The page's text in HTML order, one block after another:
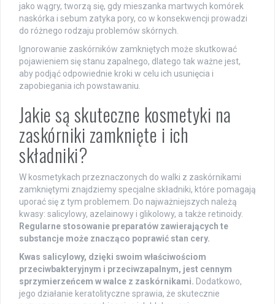
jako wągry, tworzą się, gdy mieszanka martwych komórek
naskórka i sebum zatyka pory, co w konsekwencji prowadzi
do różnego rodzaju problemów skórnych.
Ignorowanie zaskórników zamkniętych może skutkować
pojawieniem się stanu zapalnego, dlatego tak ważne jest,
aby podjąć odpowiednie kroki w celu ich usunięcia i
zapobiegania ich powstawaniu.
Jakie są skuteczne kosmetyki na
zaskórniki zamknięte i ich
składniki?
W kosmetykach przeznaczonych do walki z zaskórnikami
zamkniętymi znajdziemy specjalne składniki, które pomagają
uporać się z tym problemem. Do najważniejszych należą
kwasy: salicylowy, azelainowy i glikolowy, a także retinoidy.
Regularne stosowanie preparatów zawierających te
substancje może znacząco poprawić stan cery.
Kwas salicylowy, dzięki swoim właściwościom
przeciwbakteryjnym i przeciwzapalnym, jest cennym
sprzymierzeńcem w walce z zaskórnikami. Dodatkowo,
jego działanie keratolityczne sprawia, że skutecznie